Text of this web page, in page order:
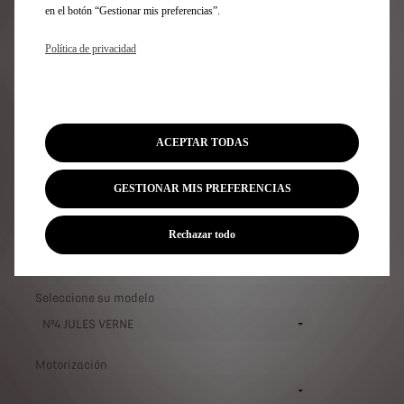
SUSCRÍBASE A
NUESTRA NEWSLETTER
Seleccione su modelo
Motorización
en el botón “Gestionar mis preferencias”.
Política de privacidad
GESTIONAR MIS PREFERENCIAS
ACEPTAR TODAS
Rechazar todo